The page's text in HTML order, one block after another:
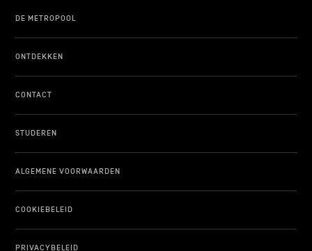
DE METROPOOL
ONTDEKKEN
CONTACT
STUDEREN
ALGEMENE VOORWAARDEN
COOKIEBELEID
PRIVACYBELEID